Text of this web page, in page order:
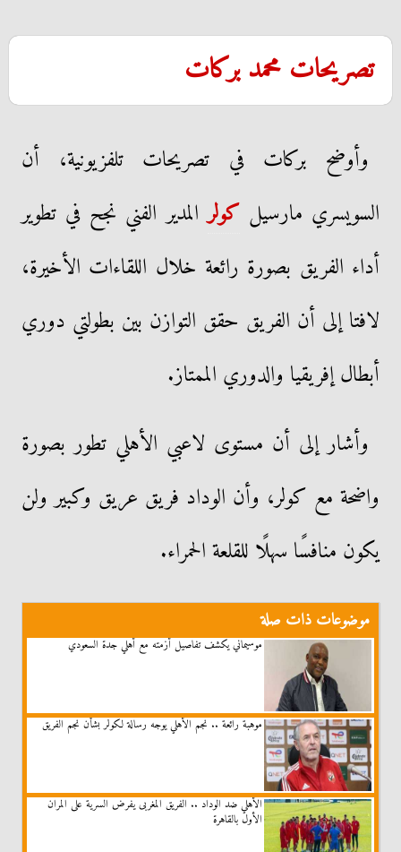
تصريحات محمد بركات
وأوضح بركات في تصريحات تلفزيونية، أن
السويسري مارسيلكولرالمدير الفني نجح في تطوير
أداء الفريق بصورة رائعة خلال اللقاءات الأخيرة،
لافتا إلى أن الفريق حقق التوازن بين بطولتي دوري
أبطال إفريقيا والدوري الممتاز.
وأشار إلى أن مستوى لاعبي الأهلي تطور بصورة
واضحة مع كولر، وأن الوداد فريق عريق وكبير ولن
يكون منافسًا سهلًا للقلعة الحمراء.
موضوعات ذات صلة
موسيماني يكشف تفاصيل أزمته مع أهلي جدة السعودي
موهبة رائعة .. نجم الأهلي يوجه رسالة لكولر بشأن نجم الفريق
الأهلي ضد الوداد .. الفريق المغربى يفرض السرية على المران
الأول بالقاهرة